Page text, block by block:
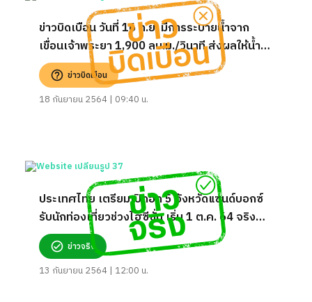
ข่าวบิดเบือน วันที่ 16 ก.ย. มีการระบายน้ำจาก
เขื่อนเจ้าพระยา 1,900 ลบ.ม./วินาที ส่งผลให้น้ำจะ
ท่วมเพิ่มอีก 1 เมตร
ข่าวบิดเบือน
18 กันยายน 2564 | 09:40 น.
ประเทศไทย เตรียมเปิดอีก 5 จังหวัดแซนด์บอกซ์
รับนักท่องเที่ยวช่วงไฮซีซั่น เริ่ม 1 ต.ค. 64 จริง
หรือ?
ข่าวจริง
13 กันยายน 2564 | 12:00 น.